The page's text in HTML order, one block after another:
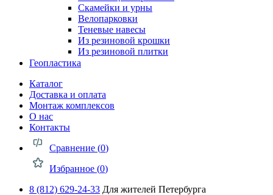
Скамейки и урны
Велопарковки
Теневые навесы
Из резиновой крошки
Из резиновой плитки
Геопластика
Каталог
Доставка и оплата
Монтаж комплексов
О нас
Контакты
Сравнение (0)
Избранное (0)
8 (812) 629-24-33 Для жителей Петербурга